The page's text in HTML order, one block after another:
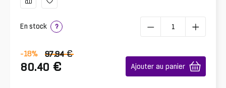
En stock ?
-18% 97.94 €
80.40 € Ajouter au panier